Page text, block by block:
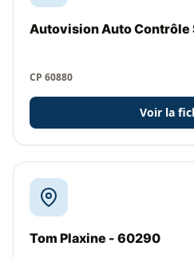
Autovision Auto
CP 60880
Voir la
Tom Plaxine - 60290